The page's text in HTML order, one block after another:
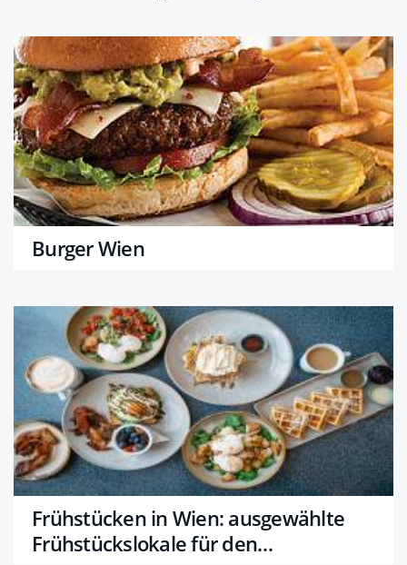
Burger Wien
Frühstücken in Wien: ausgewählte
Frühstückslokale für den